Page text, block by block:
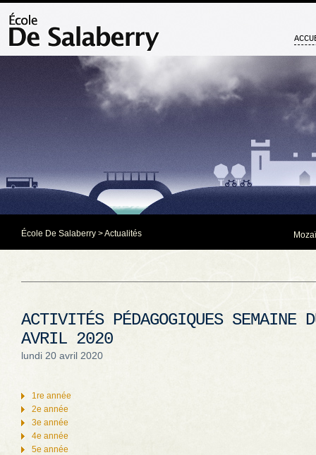
École De Salaberry >Actualités
ACTIVITÉS PÉDAGOGIQUES SEMAINE
AVRIL 2020
lundi 20 avril 2020
1re année
2e année
3e année
4e année
5e année